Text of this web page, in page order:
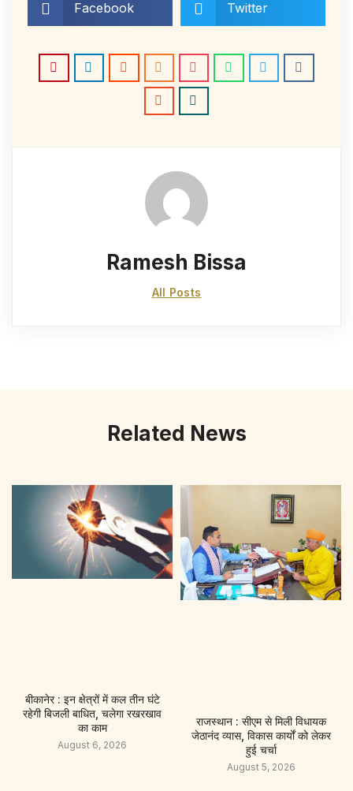
Facebook Twitter
Ramesh Bissa
All Posts
Related News
बीकानेर : इन क्षेत्रों में कल तीन घंटे
रहेगी बिजली बाधित, चलेगा रखरखाव
का काम
August 6, 2026
राजस्थान : सीएम से मिली विधायक
जेठानंद व्यास, विकास कार्यों को लेकर
हुई चर्चा
August 5, 2026